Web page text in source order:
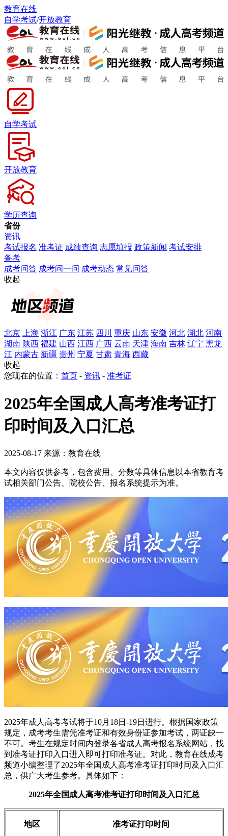
教育在线
自学考试/开放教育
自学考试
开放教育
学历查询
省份
资讯
考试报名 准考证 成绩查询 志愿填报 政策新闻 考试安排
备考
成考问答 成考问一问 成考动态 常见问答
收起
北京 上海 浙江 广东 江苏 四川 重庆 山东 安徽 河北 湖北 河南
湖南 陕西 福建 山西 江西 广西 云南 天津 海南 吉林 辽宁 黑龙
江 内蒙古 新疆 贵州 宁夏 甘肃 青海 西藏
收起
您现在的位置： 首页 - 资讯 - 准考证
2025年全国成人高考准考证打
印时间及入口汇总
2025-08-17 来源：教育在线
本文内容仅供参考，包含费用、分数等具体信息以本省教育考
试相关部门公告、院校公告、报名系统提示为准。
2025年成人高考考试将于10月18日-19日进行。根据国家政策
规定，成考考生需凭准考证和有效身份证参加考试，两证缺一
不可。考生在规定时间内登录各省成人高考报名系统网站，找
到准考证打印入口进入即可打印准考证。对此，教育在线成考
频道小编整理了2025年全国成人高考准考证打印时间及入口汇
总，供广大考生参考。具体如下：
2025年全国成人高考准考证打印时间及入口汇总
地区 准考证打印时间